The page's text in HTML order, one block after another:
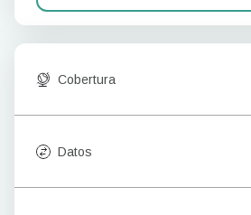
Cobertura
Datos